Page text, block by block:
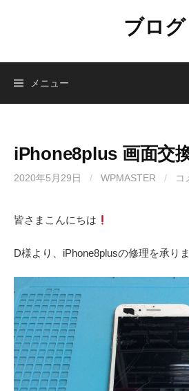
ン
ブログ
メニュー
iPhone8plus 画面交
2020年5月29日 / WPMASTER / コ
皆さまこんにちは
D様より、iPhone8plusの修理を承り